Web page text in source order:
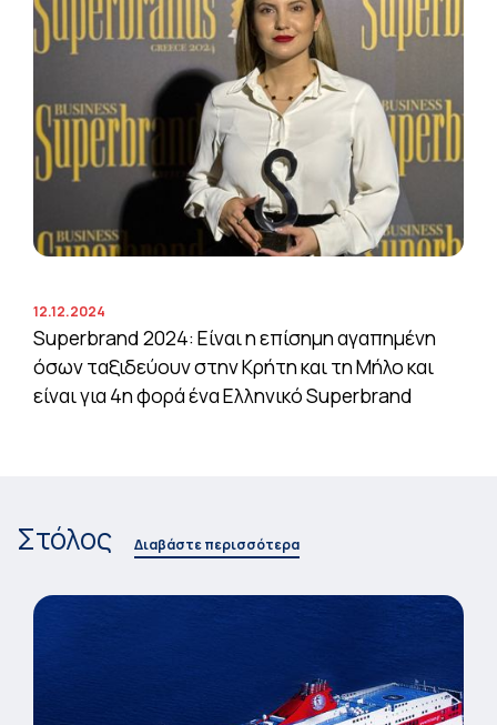
12.12.2024
Superbrand 2024: Είναι η επίσημη αγαπημένη
όσων ταξιδεύουν στην Κρήτη και τη Μήλο και
είναι για 4η φορά ένα Ελληνικό Superbrand
Στόλος Διαβάστε περισσότερα